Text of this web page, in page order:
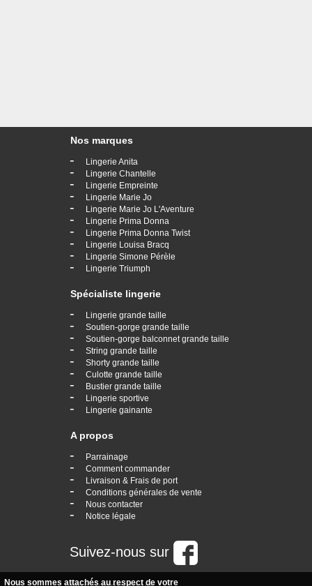
Nos marques
- Lingerie Anita
- Lingerie Chantelle
- Lingerie Empreinte
- Lingerie Marie Jo
- Lingerie Marie Jo L'Aventure
- Lingerie Prima Donna
- Lingerie Prima Donna Twist
- Lingerie Louisa Bracq
- Lingerie Simone Pérèle
- Lingerie Triumph
Spécialiste lingerie
- Lingerie grande taille
- Soutien-gorge grande taille
- Soutien-gorge balconnet grande taille
- String grande taille
- Shorty grande taille
- Culotte grande taille
- Bustier grande taille
- Lingerie sportive
- Lingerie gainante
A propos
- Parrainage
- Comment commander
- Livraison & Frais de port
- Conditions générales de vente
- Nous contacter
- Notice légale
Suivez-nous sur
Nous sommes attachés au respect de votre